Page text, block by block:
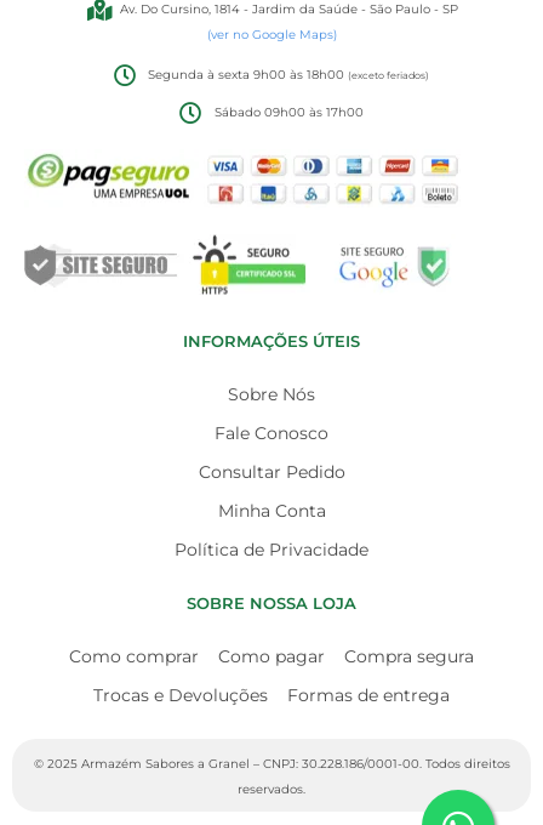
Av. Do Cursino, 1814 - Jardim da Saúde - São Paulo - SP
(ver no Google Maps)
Segunda à sexta 9h00 às 18h00(exceto feriados)
Sábado 09h00 às 17h00
INFORMAÇÕES ÚTEIS
Sobre Nós
Fale Conosco
Consultar Pedido
Minha Conta
Política de Privacidade
SOBRE NOSSA LOJA
Como comprar Como pagar
Compra segura
Trocas e Devoluções
Formas de entrega
© 2025 Armazém Sabores a Granel – CNPJ: 30.228.186/0001-00. Todos direitos
reservados.